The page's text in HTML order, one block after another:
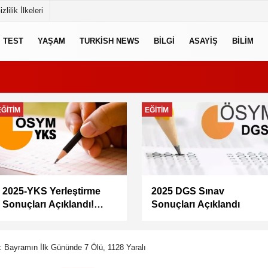
İlkeleri
TEST YAŞAM TURKISH NEWS BILGI ASAYIŞ BILIM
Memur maaşları artacak
mı? Memur-Sen Başkanı
önerisi
GÜNCEL
Doğacan Taşpınar neden
öldü, kimdir, evli mi?
Bayramın İlk Gününde 7 Ölü, 1128 Yaralı